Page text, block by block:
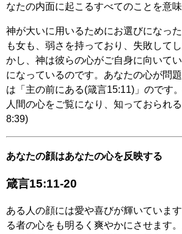
なたの内面に起こるすべてのことを意味
神が大いに用いるためにお選びになっ
も女も、弱さを持っており、失敗して
かし、神は彼らの心がご自身に向いて
になっているのです。あなたの心が問
は「主の前にある(箴言15:11)」のです
人間の心をご覧になり、知っておられ
8:39)
あなたの顔はあなたの心を反映する
箴言15:11-20
ある人の顔には愛や喜びが輝いていま
る者の心をも明るく爽やかにさせます